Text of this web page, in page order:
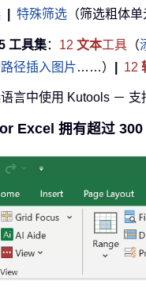
特殊筛选 （筛选粗体
工具集： 12 文本工具 （
径插入图片……） 12
言中使用 Kutools － 支
Excel 拥有超过 300